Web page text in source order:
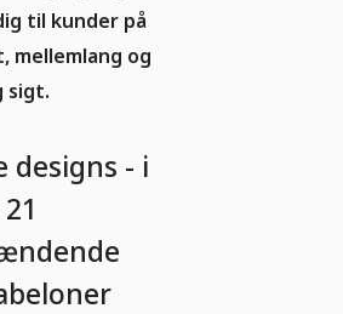
til kunder på
mellemlang og
sigt.
designs - i